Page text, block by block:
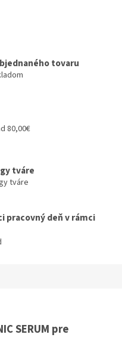
tovaru
80,00€
tváre
tváre
pracovný deň v rámci
SERUM pre